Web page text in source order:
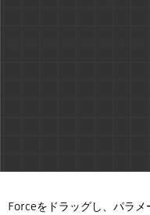
Forceをドラッグし、パラメ